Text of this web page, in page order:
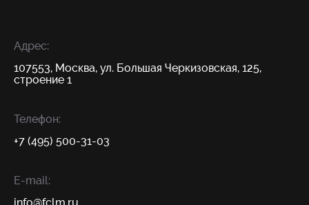
Адрес:
107553, Москва, ул. Большая Черкизовская, 125,
строение 1
Телефон:
+7 (495) 500-31-03
E-mail: